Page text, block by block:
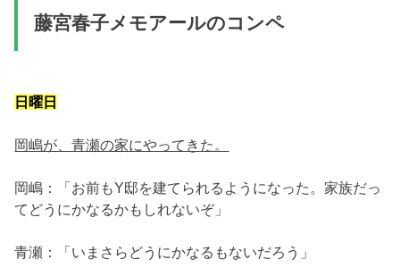
藤宮春子メモアールのコンペ
日曜日
岡嶋が、青瀬の家にやってきた。
岡嶋：「お前もY邸を建てられるようになった。家族だっ
てどうにかなるかもしれないぞ」
青瀬：「いまさらどうにかなるもないだろう」